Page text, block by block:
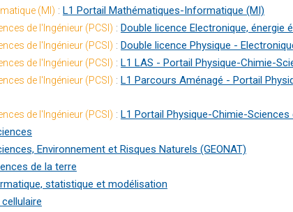
(MI) : L1 Portail Mathématiques-Informatique (MI)
de l'Ingénieur (PCSI) : Double licence Electronique, énergie
de l'Ingénieur (PCSI) : Double licence Physique -
de l'Ingénieur (PCSI) : L1 LAS - Portail Physique-Chimie-
de l'Ingénieur (PCSI) : L1 Parcours Aménagé - Portail
de l'Ingénieur (PCSI) : L1 Portail Physique-Chimie-Sciences
Environnement et Risques Naturels (GEONAT)
de la terre
statistique et modélisation